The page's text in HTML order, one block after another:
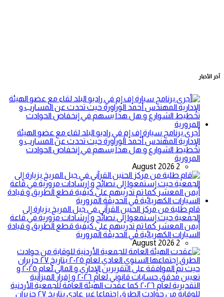
آخر الأخبار
أجرى برنامج سيارة إف إم في راديو البلد لقاء مع عضو الهيئة
الإدارية المهندس أحمد الوراورة حيث تحدث عن المسارب و
تخطيط الشوارع و هل هذا يسهم في إنخفاض الحوادث
المرورية
2 August 2026
قام طلبة من مركز الحنين القرآني في جبل المريخ بزيارة إلى
الجمعية حيث إستمعوا إلى نصائح و إرشادات مرورية في قاعة
أيمن المعشر كما تم تدريبهم على كيفية قطع الطريق و قيادة
السيارات الكهربائية في الحديقة المرورية
2 August 2026